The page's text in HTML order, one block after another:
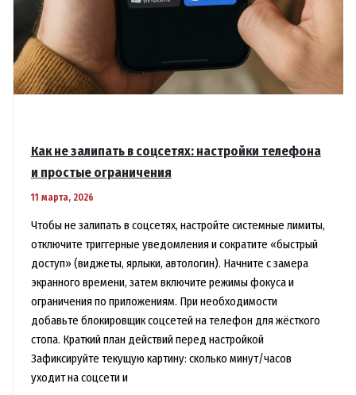
Как не залипать в соцсетях: настройки телефона
и простые ограничения
11 марта, 2026
Чтобы не залипать в соцсетях, настройте системные лимиты,
отключите триггерные уведомления и сократите «быстрый
доступ» (виджеты, ярлыки, автологин). Начните с замера
экранного времени, затем включите режимы фокуса и
ограничения по приложениям. При необходимости
добавьте блокировщик соцсетей на телефон для жёсткого
стопа. Краткий план действий перед настройкой
Зафиксируйте текущую картину: сколько минут/часов
уходит на соцсети и